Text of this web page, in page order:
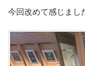
今回改めて感じまし